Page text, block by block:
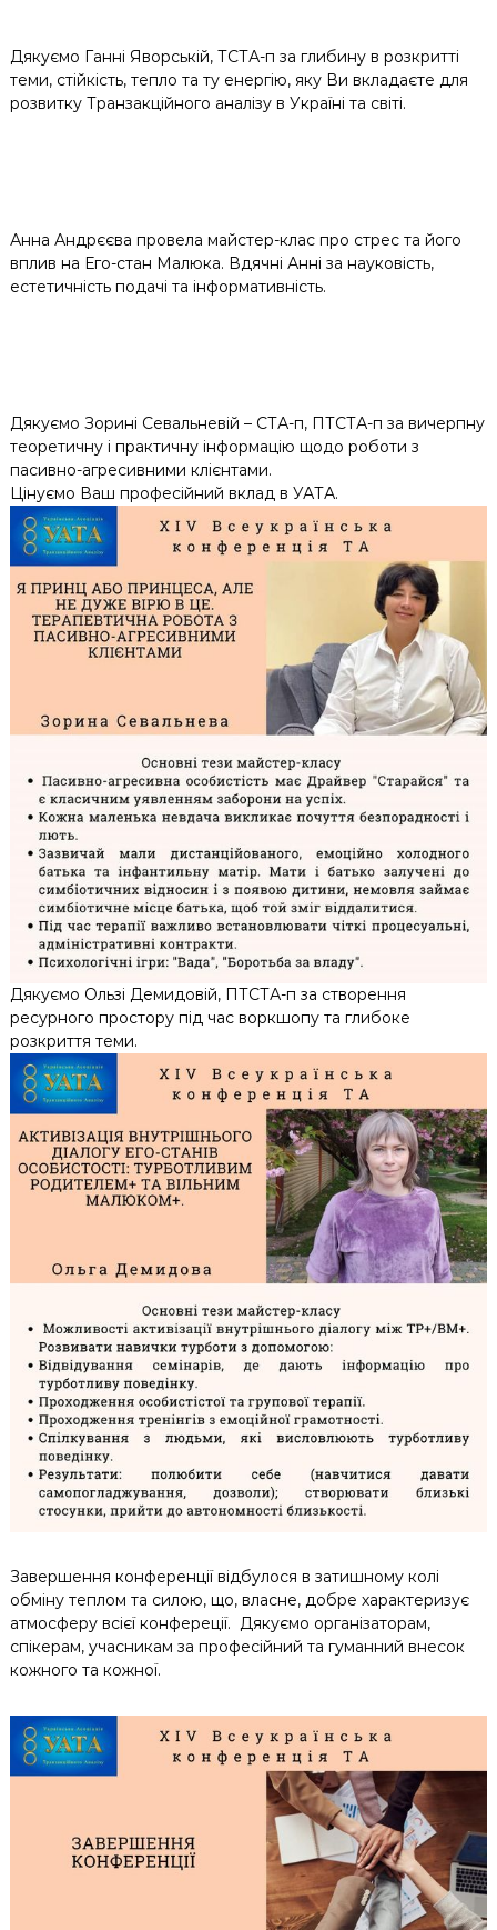
Дякуємо Ганні Яворській, ТСТА-п за глибину в розкритті
теми, стійкість, тепло та ту енергію, яку Ви вкладаєте для
розвитку Транзакційного аналізу в Україні та світі.
Анна Андрєєва провела майстер-клас про стрес та його
вплив на Его-стан Малюка. Вдячні Анні за науковість,
естетичність подачі та інформативність.
Дякуємо Зорині Севальневій – СТА-п, ПТСТА-п за вичерпну
теоретичну і практичну інформацію щодо роботи з
пасивно-агресивними клієнтами.
Цінуємо Ваш професійний вклад в УАТА.
Дякуємо Ользі Демидовій, ПТСТА-п за створення
ресурного простору під час воркшопу та глибоке
розкриття теми.
Завершення конференції відбулося в затишному колі
обміну теплом та силою, що, власне, добре характеризує
атмосферу всієї конфереції. Дякуємо організаторам,
спікерам, учасникам за професійний та гуманний внесок
кожного та кожної.